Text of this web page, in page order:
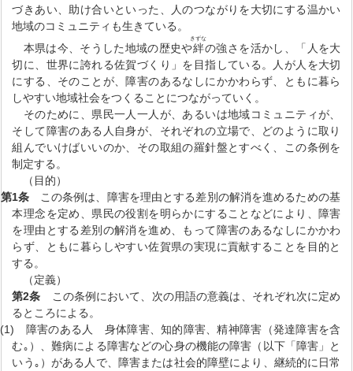
づきあい、助け合いといった、人のつながりを大切にする温かい
地域のコミュニティも生きている。
本県は今、そうした地域の歴史や絆
きずな
の強さを活かし、「人を大
切に、世界に誇れる佐賀づくり」を目指している。人が人を大切
にする、そのことが、障害のあるなしにかかわらず、ともに暮ら
しやすい地域社会をつくることにつながっていく。
そのために、県民一人一人が、あるいは地域コミュニティが、
そして障害のある人自身が、それぞれの立場で、どのように取り
組んでいけばいいのか、その取組の羅針盤とすべく、この条例を
制定する。
（目的）
第1条この条例は、障害を理由とする差別の解消を進めるための基
本理念を定め、県民の役割を明らかにすることなどにより、障害
を理由とする差別の解消を進め、もって障害のあるなしにかかわ
らず、ともに暮らしやすい佐賀県の実現に貢献することを目的と
する。
（定義）
第2条 この条例において、次の用語の意義は、それぞれ次に定め
るところによる。
障害のある人 身体障害、知的障害、精神障害（発達障害を含
む｡）、難病による障害などの心身の機能の障害（以下「障害」と
いう｡）がある人で、障害または社会的障壁により、継続的に日常